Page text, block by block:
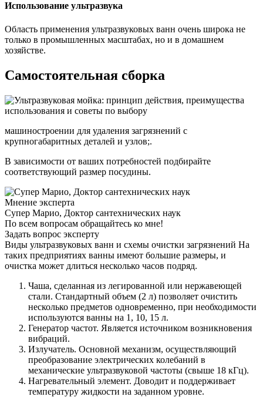
Использование ультразвука
Область применения ультразвуковых ванн очень широка не
только в промышленных масштабах, но и в домашнем
хозяйстве.
Самостоятельная сборка
машиностроении для удаления загрязнений с
крупногабаритных деталей и узлов;.
В зависимости от ваших потребностей подбирайте
соответствующий размер посудины.
Мнение эксперта
Супер Марио, Доктор сантехнических наук
По всем вопросам обращайтесь ко мне!
Задать вопрос эксперту
Виды ультразвуковых ванн и схемы очистки загрязнений На
таких предприятиях ванны имеют большие размеры, и
очистка может длиться несколько часов подряд.
Чаша, сделанная из легированной или нержавеющей
стали. Стандартный объем (2 л) позволяет очистить
несколько предметов одновременно, при необходимости
используются ванны на 1, 10, 15 л.
Генератор частот. Является источником возникновения
вибраций.
Излучатель. Основной механизм, осуществляющий
преобразование электрических колебаний в
механические ультразвуковой частоты (свыше 18 кГц).
Нагревательный элемент. Доводит и поддерживает
температуру жидкости на заданном уровне.